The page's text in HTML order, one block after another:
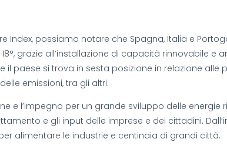
Index, possiamo notare che Spagna, Italia e
18°, grazie all’installazione di capacità
il paese si trova in sesta posizione in relazione
emissioni, tra gli altri.
e l’impegno per un grande sviluppo delle
e gli input delle imprese e dei cittadini.
alimentare le industrie e centinaia di grandi città.